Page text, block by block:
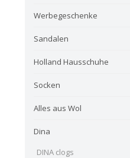
Werbegeschenke
Sandalen
Holland Hausschuhe
Socken
Alles aus Wol
Dina
DINA clogs